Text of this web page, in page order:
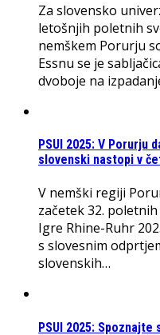
Za slovensko
letošnjih poletnih
nemškem Porurju
Essnu se je
dvoboje na
PSUI 2025: V Porurju
slovenski nastopi v
V nemški regiji
začetek 32.
Igre Rhine-Ruhr
s slovesnim
slovenskih…
PSUI 2025: